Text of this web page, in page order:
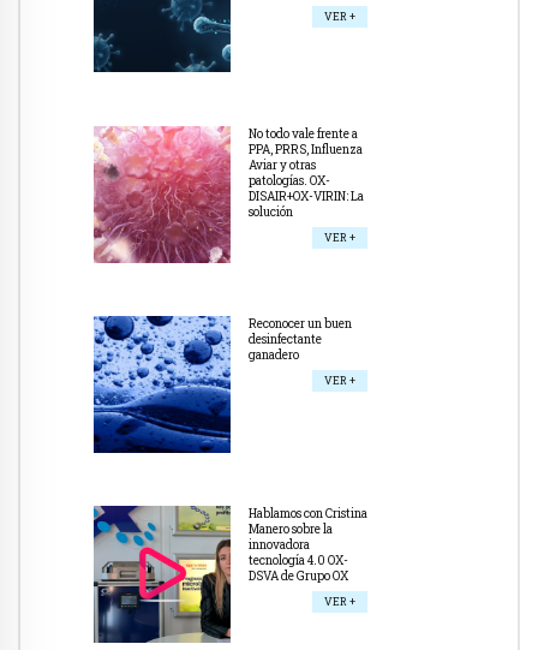
VER +
No todo vale frente a
PPA, PRRS, Influenza
Aviar y otras
patologías. OX-
DISAIR+OX-VIRIN: La
solución
VER +
Reconocer un buen
desinfectante
ganadero
VER +
Hablamos con Cristina
Manero sobre la
innovadora
tecnología 4.0 OX-
DSVA de Grupo OX
VER +